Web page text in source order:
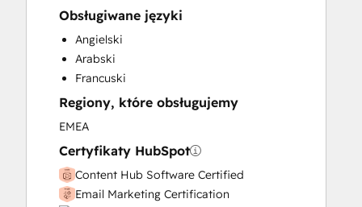
Website Design
Website Development
Website Migration
Obsługiwane języki
Angielski
Arabski
Francuski
Regiony, które obsługujemy
EMEA
Certyfikaty HubSpot
Content Hub Software Certified
Email Marketing Certification